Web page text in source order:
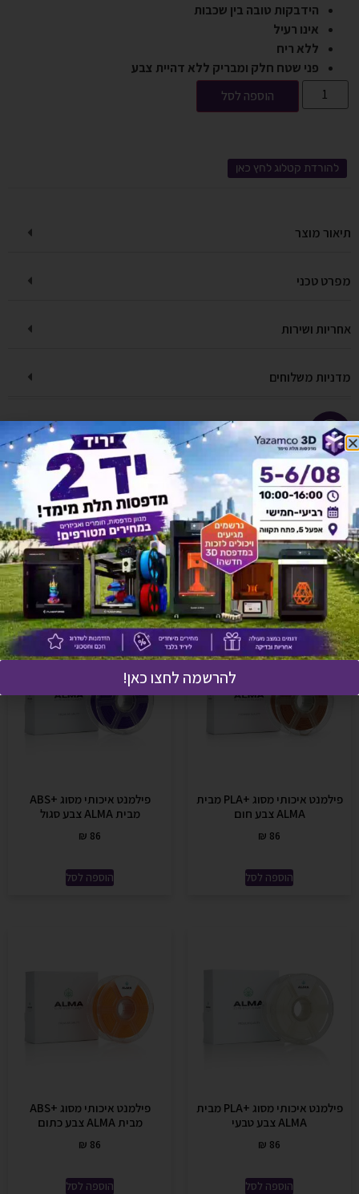
הידבקות טובה בין שכבות
אינו רעיל
ללא ריח
פני שטח חלק ומבריק ללא דהיית צבע
הוספה לסל
להורדת קטלוג לחץ כאן
תיאור מוצר
מפרט טכני
אחריות ושירות
מדניות משלוחים
יש לך שאלה על המוצר?
לחץ כאן ונציגנו יחזרו אליך בהקדם!
אולי יעניין אותך גם
פילמנט איכותי מסוג +PLA מבית
ALMA צבע חום
₪ 86
הוספה לסל
פילמנט איכותי מסוג +ABS
מבית ALMA צבע סגול
₪ 86
הוספה לסל
פילמנט איכותי מסוג +PLA מבית
ALMA צבע טבעי
₪ 86
הוספה לסל
פילמנט איכותי מסוג +ABS
מבית ALMA צבע כתום
₪ 86
הוספה לסל
להרשמה לחצו כאן!